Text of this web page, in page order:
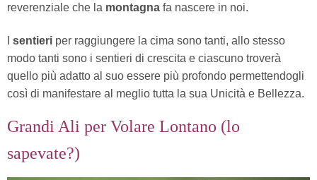
reverenziale che la montagna fa nascere in noi.
sentieri per raggiungere la cima sono tanti, allo stesso
modo tanti sono i sentieri di crescita e ciascuno troverà
quello più adatto al suo essere più profondo permettendogli
così di manifestare al meglio tutta la sua Unicità e Bellezza.
Grandi Ali per Volare Lontano (lo
sapevate?)